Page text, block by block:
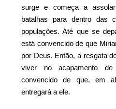
surge e começa a
batalhas para dentro das
populações. Até que se
está convencido de que
por Deus. Então, a resgata
viver no acapamento
convencido de que, em
entregará a ele.